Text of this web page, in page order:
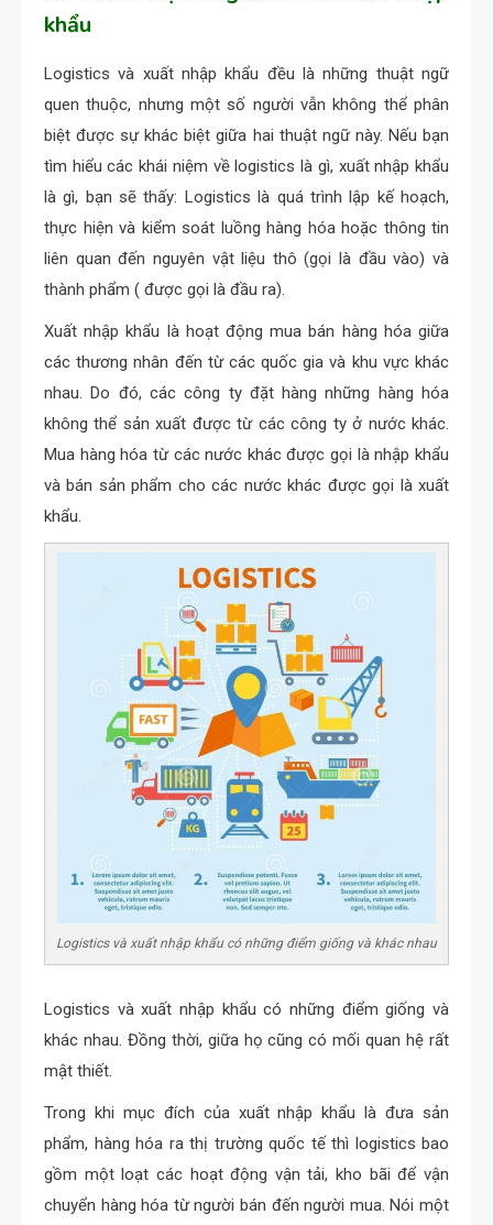
khẩu
Logistics và xuất nhập khẩu đều là những thuật ngữ
quen thuộc, nhưng một số người vẫn không thể phân
biệt được sự khác biệt giữa hai thuật ngữ này. Nếu bạn
tìm hiểu các khái niệm về logistics là gì, xuất nhập khẩu
là gì, bạn sẽ thấy: Logistics là quá trình lập kế hoạch,
thực hiện và kiểm soát luồng hàng hóa hoặc thông tin
liên quan đến nguyên vật liệu thô (gọi là đầu vào) và
thành phẩm ( được gọi là đầu ra).
Xuất nhập khẩu là hoạt động mua bán hàng hóa giữa
các thương nhân đến từ các quốc gia và khu vực khác
nhau. Do đó, các công ty đặt hàng những hàng hóa
không thể sản xuất được từ các công ty ở nước khác.
Mua hàng hóa từ các nước khác được gọi là nhập khẩu
và bán sản phẩm cho các nước khác được gọi là xuất
khẩu.
Logistics và xuất nhập khẩu có những điểm giống và khác nhau
Logistics và xuất nhập khẩu có những điểm giống và
khác nhau. Đồng thời, giữa họ cũng có mối quan hệ rất
mật thiết.
Trong khi mục đích của xuất nhập khẩu là đưa sản
phẩm, hàng hóa ra thị trường quốc tế thì logistics bao
gồm một loạt các hoạt động vận tải, kho bãi để vận
chuyển hàng hóa từ người bán đến người mua. Nói một